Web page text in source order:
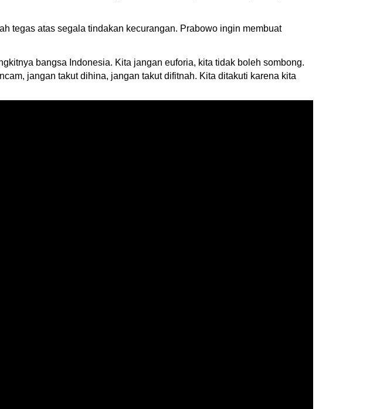
tegas atas segala tindakan kecurangan. Prabowo ingin membuat
bangsa Indonesia. Kita jangan euforia, kita tidak boleh sombong.
jangan takut dihina, jangan takut difitnah. Kita ditakuti karena kita